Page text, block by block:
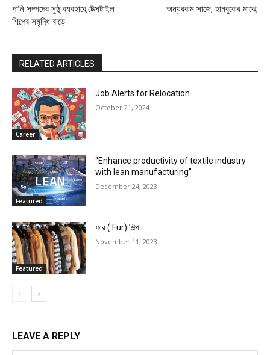
পানি সম্পদের সুষ্ঠু ব্যবহারে,টেক্সটাইল
শিল্পের সমৃদ্ধি বাড়ে
অন্যরকম সাজে, হানবুকের মাঝে;
RELATED ARTICLES
Career
Job Alerts for Relocation
October 21, 2024
Featured
“Enhance productivity of textile industry
with lean manufacturing”
December 24, 2023
Featured
ফার ( Fur) শিল্প
November 11, 2023
LEAVE A REPLY